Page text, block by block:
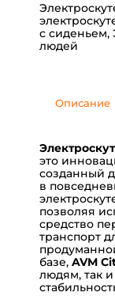
с сиденьем,
людей
Описание
это
созданный
в
позволяя
средство
транспорт
базе, AVM
людям, так